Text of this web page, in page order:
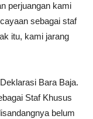
perjuangan kami
sebagai staf
itu, kami jarang
Bara Baja.
Staf Khusus
belum